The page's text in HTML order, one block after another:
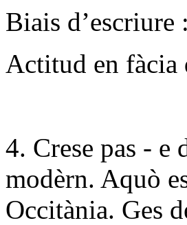
Biais d’escriure
Actitud en fàcia
4. Crese pas - e
modèrn. Aquò
Occitània. Ges